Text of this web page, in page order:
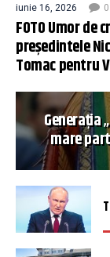
iunie 16, 2026
FOTO Umor de
președintele
Tomac pentru
Generația
mare